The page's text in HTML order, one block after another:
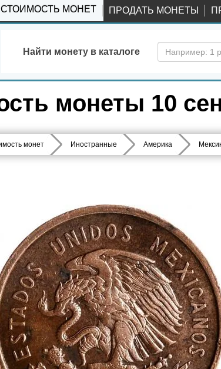
СТОИМОСТЬ МОНЕТ ПРОДАТЬ МОНЕТЫ
Найти монету в каталоге
монеты 10
монет Иностранные Америка